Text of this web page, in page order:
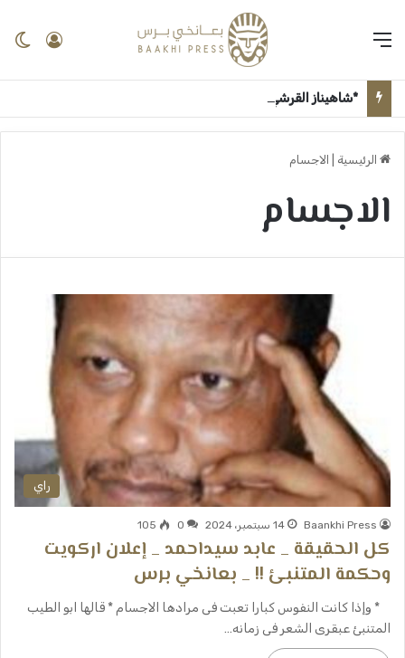
الرئيسية الاجسام
الاجسام
راي
Baankhi Press 14 سبتمبر، 2024 0
105
كل الحقيقة _ عابد سيداحمد _ إعلان اركويت
وحكمة المتنبئ !! _ بعانخي برس
* وإذا كانت النفوس كبارا تعبت فى مرادها الاجسام * قالها ابو الطيب
المتنبئ عبقرى الشعر فى زمانه…